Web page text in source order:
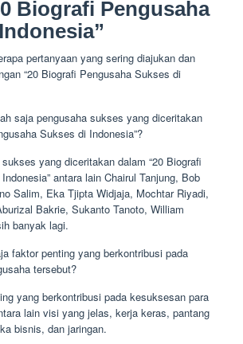
Biografi Pengusaha
pertanyaan yang sering diajukan dan
“20 Biografi Pengusaha Sukses di
saja pengusaha sukses yang diceritakan
Sukses di Indonesia”?
yang diceritakan dalam “20 Biografi
antara lain Chairul Tanjung, Bob
Salim, Eka Tjipta Widjaja, Mochtar Riyadi,
Bakrie, Sukanto Tanoto, William
banyak lagi.
faktor penting yang berkontribusi pada
tersebut?
yang berkontribusi pada kesuksesan para
lain visi yang jelas, kerja keras, pantang
bisnis, dan jaringan.